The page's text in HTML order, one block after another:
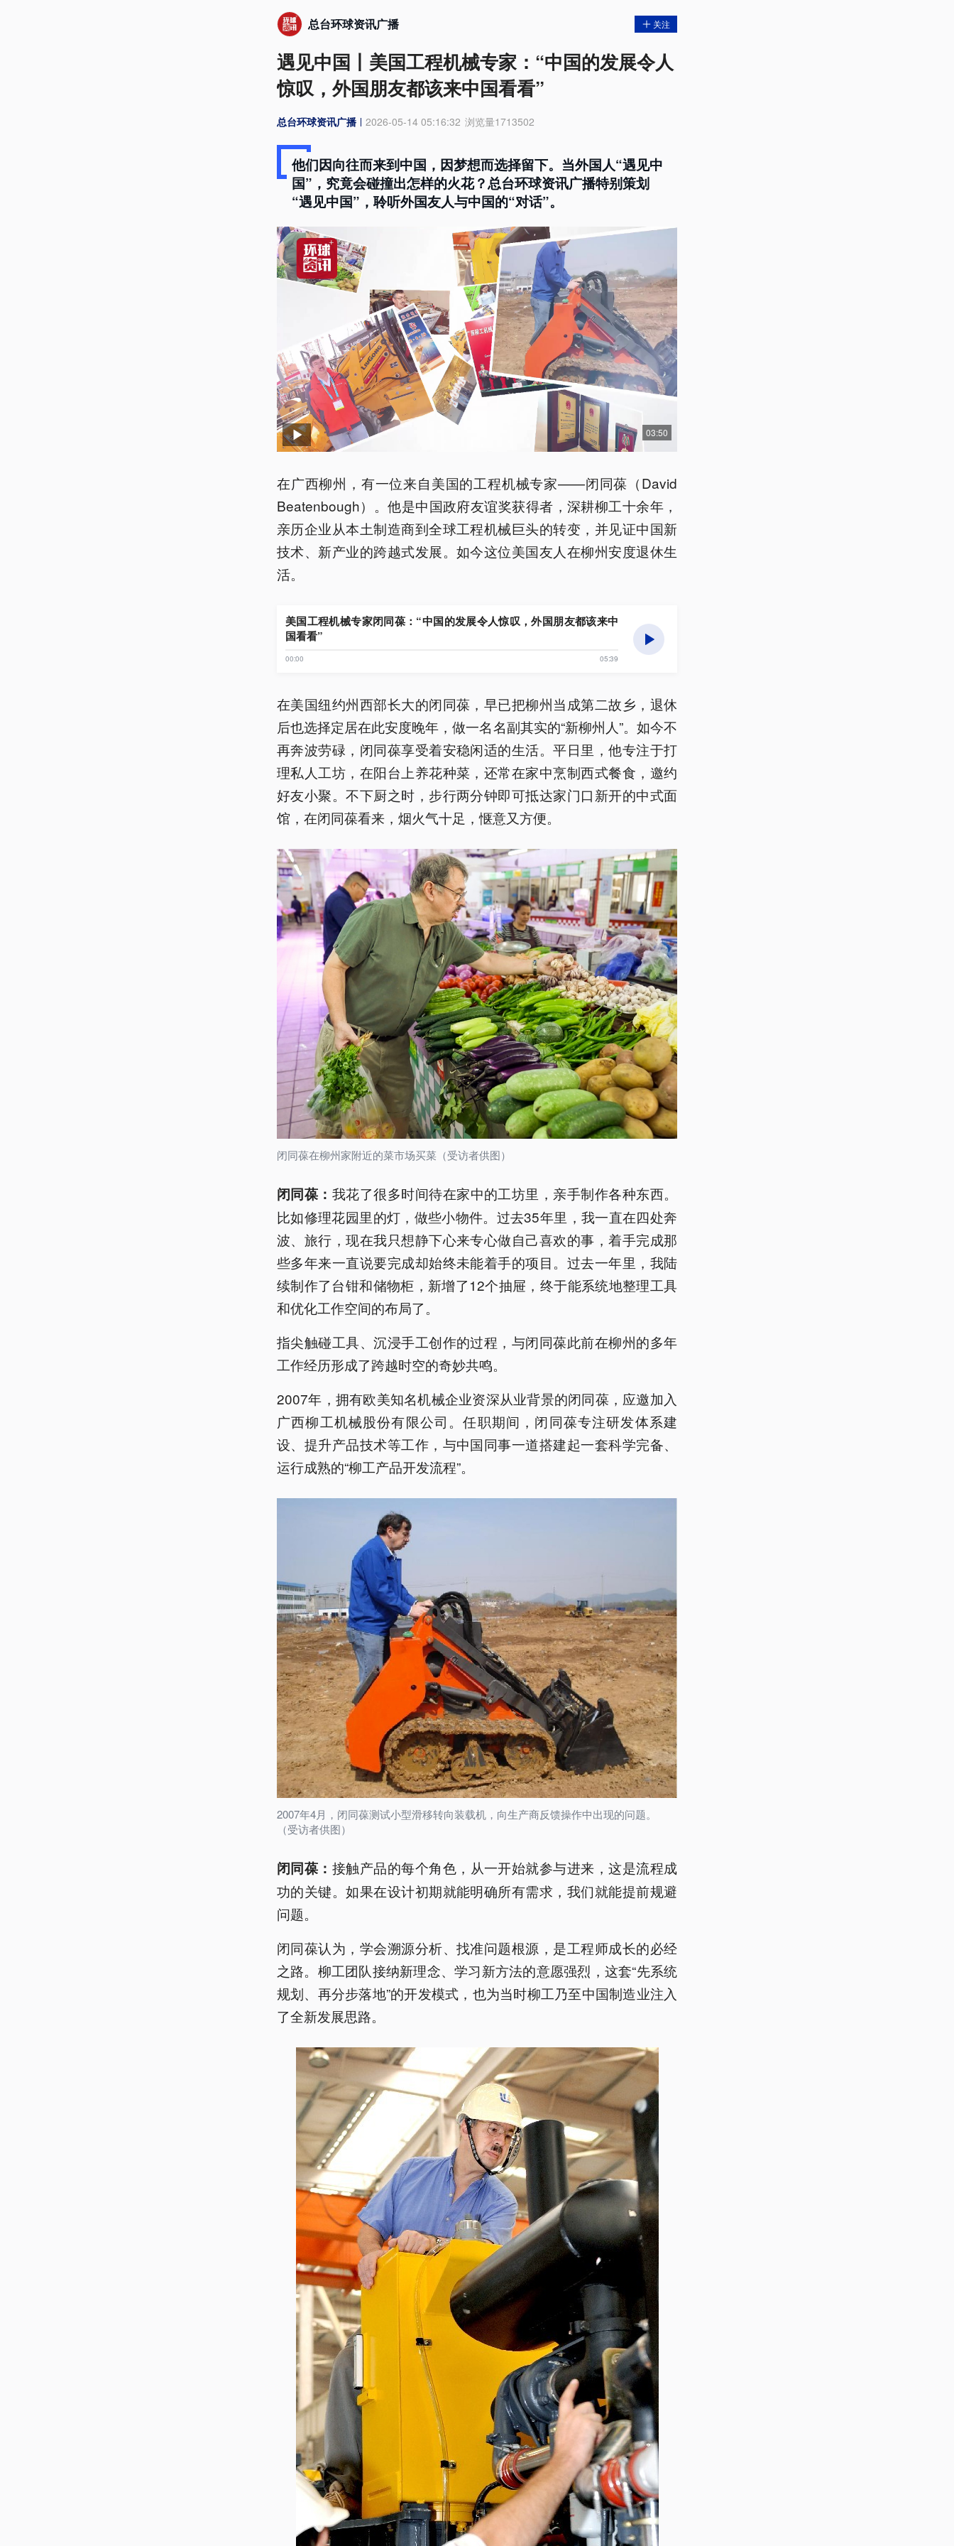
总台环球资讯广播 关注
遇见中国丨美国工程机械专家：“中国的发展令人
惊叹，外国朋友都该来中国看看”
总台环球资讯广播 2026-05-14 05:16:32 浏览量1713502
他们因向往而来到中国，因梦想而选择留下。当外国人“遇见中
国”，究竟会碰撞出怎样的火花？总台环球资讯广播特别策划
“遇见中国”，聆听外国友人与中国的“对话”。
03:50
在广西柳州，有一位来自美国的工程机械专家——闭同葆（David
Beatenbough）。他是中国政府友谊奖获得者，深耕柳工十余年，
亲历企业从本土制造商到全球工程机械巨头的转变，并见证中国新
技术、新产业的跨越式发展。如今这位美国友人在柳州安度退休生
活。
美国工程机械专家闭同葆：“中国的发展令人惊叹，外国朋友都该来中
国看看”
00:00 05:39
在美国纽约州西部长大的闭同葆，早已把柳州当成第二故乡，退休
后也选择定居在此安度晚年，做一名名副其实的“新柳州人”。如今不
再奔波劳碌，闭同葆享受着安稳闲适的生活。平日里，他专注于打
理私人工坊，在阳台上养花种菜，还常在家中烹制西式餐食，邀约
好友小聚。不下厨之时，步行两分钟即可抵达家门口新开的中式面
馆，在闭同葆看来，烟火气十足，惬意又方便。
闭同葆在柳州家附近的菜市场买菜（受访者供图）
闭同葆： 我花了很多时间待在家中的工坊里，亲手制作各种东西。
比如修理花园里的灯，做些小物件。过去35年里，我一直在四处奔
波、旅行，现在我只想静下心来专心做自己喜欢的事，着手完成那
些多年来一直说要完成却始终未能着手的项目。过去一年里，我陆
续制作了台钳和储物柜，新增了12个抽屉，终于能系统地整理工具
和优化工作空间的布局了。
指尖触碰工具、沉浸手工创作的过程，与闭同葆此前在柳州的多年
工作经历形成了跨越时空的奇妙共鸣。
2007年，拥有欧美知名机械企业资深从业背景的闭同葆，应邀加入
广西柳工机械股份有限公司。任职期间，闭同葆专注研发体系建
设、提升产品技术等工作，与中国同事一道搭建起一套科学完备、
运行成熟的“柳工产品开发流程”。
2007年4月，闭同葆测试小型滑移转向装载机，向生产商反馈操作中出现的问题。
（受访者供图）
闭同葆： 接触产品的每个角色，从一开始就参与进来，这是流程成
功的关键。如果在设计初期就能明确所有需求，我们就能提前规避
问题。
闭同葆认为，学会溯源分析、找准问题根源，是工程师成长的必经
之路。柳工团队接纳新理念、学习新方法的意愿强烈，这套“先系统
规划、再分步落地”的开发模式，也为当时柳工乃至中国制造业注入
了全新发展思路。